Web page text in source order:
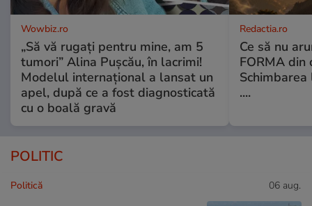
Wowbiz.ro
„Să vă rugați pentru mine, am 5
tumori” Alina Pușcău, în lacrimi!
Modelul internațional a lansat un
apel, după ce a fost diagnosticată
cu o boală gravă
Redactia.ro
Ce să nu
FORMA din
Schimbarea
....
POLITIC
Politică 06 aug.